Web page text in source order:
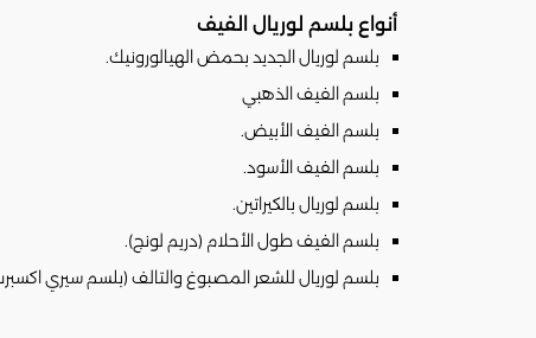
أنواع بلسم لوريال الفيف
بلسم لوريال الجديد بحمض الهيالورونيك.
بلسم الفيف الذهبي
بلسم الفيف الأبيض.
بلسم الفيف الأسود.
بلسم لوريال بالكيراتين.
بلسم الفيف طول الأحلام (دريم لونج).
بلسم لوريال للشعر المصبوغ والتالف (بلسم سيري